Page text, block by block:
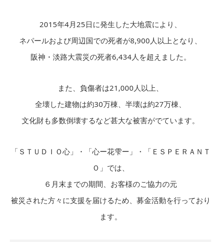
2015年4月25日に発生した大地震により、
ネパールおよび周辺国での死者が8,900人以上となり、
阪神・淡路大震災の死者6,434人を超えました。
また、負傷者は21,000人以上、
全壊した建物は約30万棟、半壊は約27万棟、
文化財も多数倒壊するなど甚大な被害がでています。
「ＳＴＵＤＩＯ心」・「心ー花雫ー」・「ＥＳＰＥＲＡＮＴ
Ｏ」では、
６月末までの期間、お客様のご協力の元
被災された方々に支援を届けるため、募金活動を行っており
ます。